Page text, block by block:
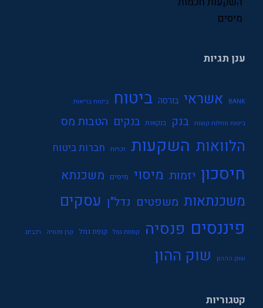
תעסוקה
מיסים
ענן תגיות
BANK אשראי בורסה ביטוח ביטוח בריאות
ביטוח מחלות קשות בנק בנקאות בנקים הטבות מס
הלוואות השקעות זכויות חברות ביטוח
חיסכון יזמות מיסוי מיסים משכנתא
משכנתאות משפטים נדל"ן עסקים
פיננסים פנסיה קופות גמל קופת גמל קרן פנסיה רכבים
שוק הההון שוק ההון
קטגוריות